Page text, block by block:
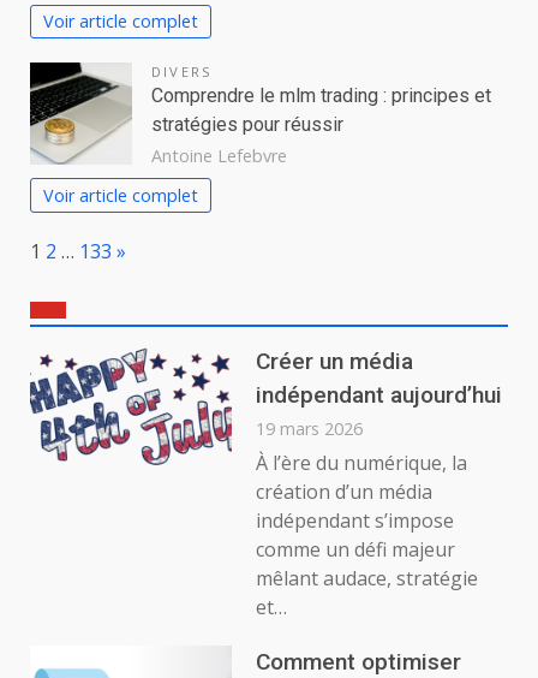
Voir article complet
DIVERS
Comprendre le mlm trading : principes et
stratégies pour réussir
Antoine Lefebvre
Voir article complet
Page:
1 2 … 133 Next
»
Créer un média
indépendant aujourd’hui
19 mars 2026
À l’ère du numérique, la
création d’un média
indépendant s’impose
comme un défi majeur
mêlant audace, stratégie
et…
Comment optimiser